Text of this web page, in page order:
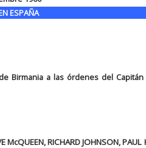
ESPAÑA
Birmania a las órdenes del
McQUEEN, RICHARD JOHNSON, PAUL